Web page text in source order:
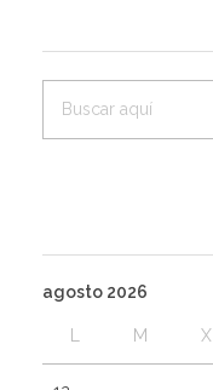
agosto 2026
L M X